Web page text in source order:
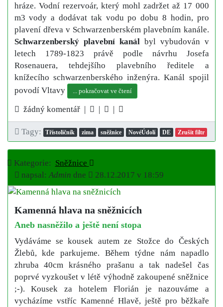
hráze. Vodní rezervoár, který mohl zadržet až 17 000
m3 vody a dodávat tak vodu po dobu 8 hodin, pro
plavení dřeva v Schwarzenberském plavebním kanále.
Schwarzenberský plavební kanál byl vybudován v
letech 1789-1823 právě podle návrhu Josefa
Rosenauera, tehdejšího plavebního ředitele a
knížecího schwarzenberského inženýra. Kanál spojil
povodí Vltavy
... pokračovat ve čtení
žádný komentář | | |
Tagy: Třístoličník zima sněžnice NovéÚdolí DE Zrušit filtr
Kategorie: Sněžnice
napsal:Admin dne 28.12.2017 v 18:59
Kamenná hlava na sněžnicích
Aneb nasněžilo a ještě není stopa
Vydáváme se kousek autem ze Stožce do Českých
Žlebů, kde parkujeme. Během týdne nám napadlo
zhruba 40cm krásného prašanu a tak nadešel čas
poprvé vyzkoušet v létě výhodně zakoupené sněžnice
;-). Kousek za hotelem Florián je nazouváme a
vycházíme vstříc Kamenné Hlavě, ještě pro běžkaře